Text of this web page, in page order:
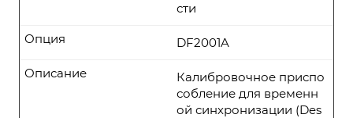
сти
DF2001A
Опция
Калибровочное приспо
собление для временн
ой синхронизации (Des
Описание